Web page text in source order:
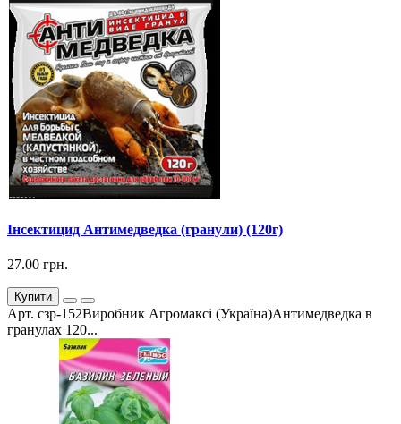
Інсектицид Антимедведка (гранули) (120г)
27.00 грн.
Купити
Арт. сзр-152Виробник Агромаксі (Україна)Антимедведка в
гранулах 120...